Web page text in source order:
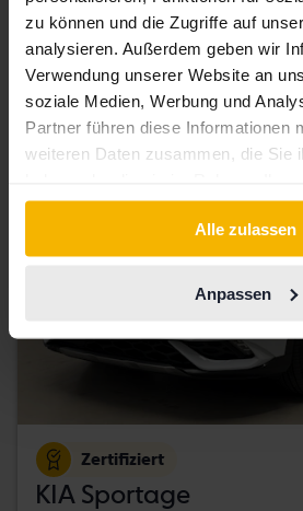
zu können und die Zugriffe auf
analysieren. Außerdem geben wir
Verwendung unserer Website an
soziale Medien, Werbung und
Partner führen diese Informationen
weiteren Daten zusammen, die Sie
gesammelt haben.
Alle zulassen
Anpassen
Åkersberga (Runö)
Startpreis
Mit Finanzierung
Dienstag
Zertifiziert
KIA Sportage